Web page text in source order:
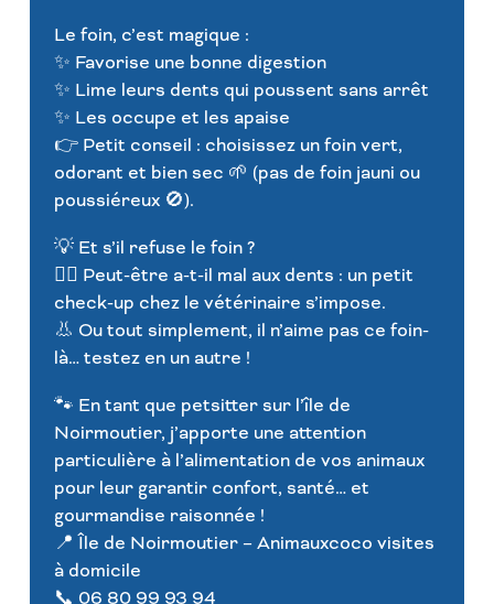
Le foin, c’est magique :
✨ Favorise une bonne digestion
✨ Lime leurs dents qui poussent sans arrêt
✨ Les occupe et les apaise
👉 Petit conseil : choisissez un foin vert,
odorant et bien sec 🌱 (pas de foin jauni ou
poussiéreux 🚫).
💡 Et s’il refuse le foin ?
👩‍⚕️ Peut-être a-t-il mal aux dents : un petit
check-up chez le vétérinaire s’impose.
👃 Ou tout simplement, il n’aime pas ce foin-
là… testez en un autre !
🐾 En tant que petsitter sur l’île de
Noirmoutier, j’apporte une attention
particulière à l’alimentation de vos animaux
pour leur garantir confort, santé… et
gourmandise raisonnée !
📍 Île de Noirmoutier – Animauxcoco visites
à domicile
📞 06 80 99 93 94